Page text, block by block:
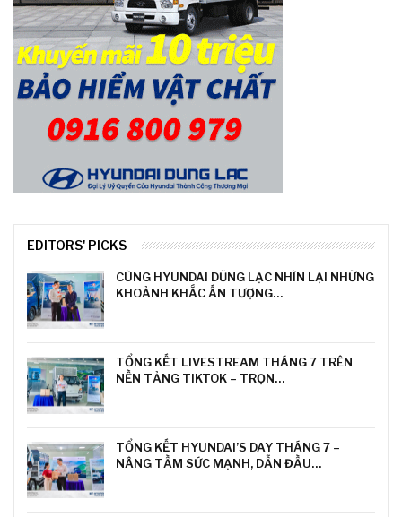
EDITORS' PICKS
CÙNG HYUNDAI DŨNG LẠC NHÌN LẠI NHỮNG
KHOẢNH KHẮC ẤN TƯỢNG…
TỔNG KẾT LIVESTREAM THÁNG 7 TRÊN
NỀN TẢNG TIKTOK – TRỌN…
TỔNG KẾT HYUNDAI’S DAY THÁNG 7 –
NÂNG TẦM SỨC MẠNH, DẪN ĐẦU…